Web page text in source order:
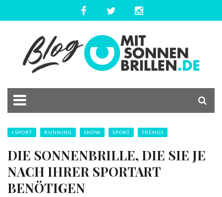
+SPORT RUNNING SNOW SPORT TRENDS
DIE SONNENBRILLE, DIE SIE JE
NACH IHRER SPORTART
BENÖTIGEN